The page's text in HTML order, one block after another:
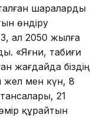
шараларды
өндіру
ал 2050 жылға
«Яғни, табиғи
жағдайда біздің
жел мен күн, 8
21
құрайтын